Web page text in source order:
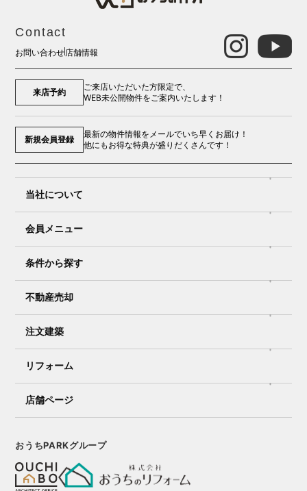
Contact
お問い合わせ店舗情報
来店予約
ご来店いただいた方限定で、
WEB未公開物件をご案内いたします！
新規会員登録
最新の物件情報をメールでいち早くお届け！
他にもお得な特典が盛りだくさんです！
当社について
会員メニュー
条件から探す
不動産売却
注文建築
リフォーム
店舗ページ
おうちPARKグループ